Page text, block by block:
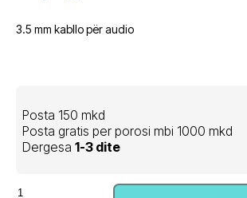
3.5 mm kabllo për audio
Posta 150 mkd
Posta gratis per porosi mbi 1000 mkd
Dergesa 1-3 dite
Sasi